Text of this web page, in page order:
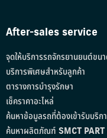
After-sales service
จุดให้บริการรถจักรยานยนต์ขน
บริการพิเศษสำหรับลูกค้า
ตารางการบำรุงรักษา
เช็คราคาอะไหล่
ค้นหาข้อมูลรถที่ต้องเข้ารับบริก
ค้นหาผลิตภัณฑ์ SMCT PART